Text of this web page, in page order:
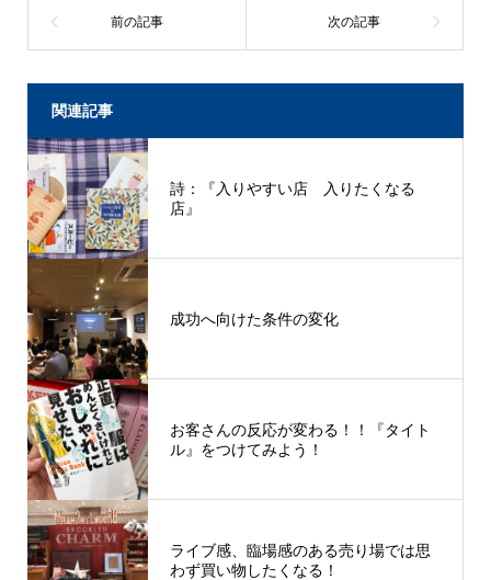
関連記事
詩：『入りやすい店 入りたくなる
店』
成功へ向けた条件の変化
お客さんの反応が変わる！！『タイト
ル』をつけてみよう！
ライブ感、臨場感のある売り場では思
わず買い物したくなる！